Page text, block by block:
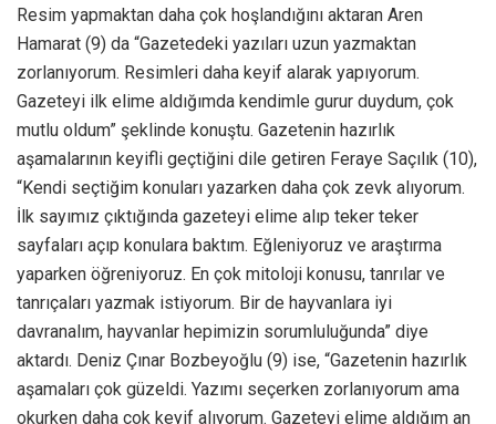
Resim yapmaktan daha çok hoşlandığını aktaran Aren
Hamarat (9) da “Gazetedeki yazıları uzun yazmaktan
zorlanıyorum. Resimleri daha keyif alarak yapıyorum.
Gazeteyi ilk elime aldığımda kendimle gurur duydum, çok
mutlu oldum” şeklinde konuştu. Gazetenin hazırlık
aşamalarının keyifli geçtiğini dile getiren Feraye Saçılık (10),
“Kendi seçtiğim konuları yazarken daha çok zevk alıyorum.
İlk sayımız çıktığında gazeteyi elime alıp teker teker
sayfaları açıp konulara baktım. Eğleniyoruz ve araştırma
yaparken öğreniyoruz. En çok mitoloji konusu, tanrılar ve
tanrıçaları yazmak istiyorum. Bir de hayvanlara iyi
davranalım, hayvanlar hepimizin sorumluluğunda” diye
aktardı. Deniz Çınar Bozbeyoğlu (9) ise, “Gazetenin hazırlık
aşamaları çok güzeldi. Yazımı seçerken zorlanıyorum ama
okurken daha çok keyif alıyorum. Gazeteyi elime aldığım an